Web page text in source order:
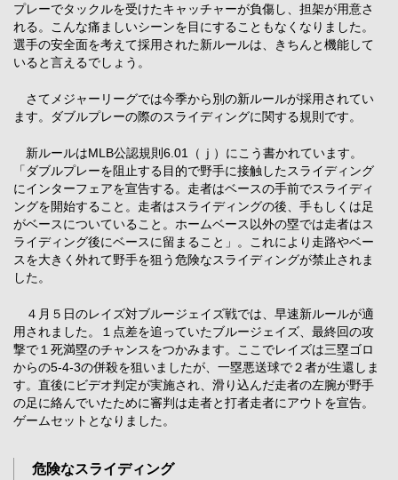
プレーでタックルを受けたキャッチャーが負傷し、担架が用意さ
れる。こんな痛ましいシーンを目にすることもなくなりました。
選手の安全面を考えて採用された新ルールは、きちんと機能して
いると言えるでしょう。
さてメジャーリーグでは今季から別の新ルールが採用されてい
ます。ダブルプレーの際のスライディングに関する規則です。
新ルールはMLB公認規則6.01（ｊ）にこう書かれています。
「ダブルプレーを阻止する目的で野手に接触したスライディング
にインターフェアを宣告する。走者はベースの手前でスライディ
ングを開始すること。走者はスライディングの後、手もしくは足
がベースについていること。ホームベース以外の塁では走者はス
ライディング後にベースに留まること」。これにより走路やベー
スを大きく外れて野手を狙う危険なスライディングが禁止されま
した。
４月５日のレイズ対ブルージェイズ戦では、早速新ルールが適
用されました。１点差を追っていたブルージェイズ、最終回の攻
撃で１死満塁のチャンスをつかみます。ここでレイズは三塁ゴロ
からの5-4-3の併殺を狙いましたが、一塁悪送球で２者が生還しま
す。直後にビデオ判定が実施され、滑り込んだ走者の左腕が野手
の足に絡んでいたために審判は走者と打者走者にアウトを宣告。
ゲームセットとなりました。
危険なスライディング